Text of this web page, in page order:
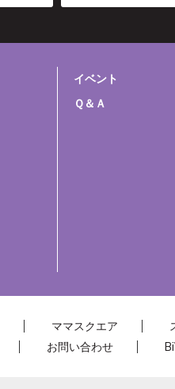
イベント
Ｑ＆Ａ
ママスクエア
お問い合わせ